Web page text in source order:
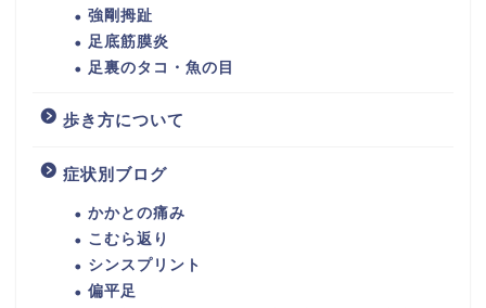
強剛拇趾
足底筋膜炎
足裏のタコ・魚の目
歩き方について
症状別ブログ
かかとの痛み
こむら返り
シンスプリント
偏平足